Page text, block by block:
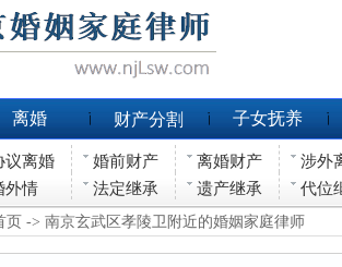
离婚 财产分割 子女抚养
议离婚 婚前财产 离婚财产
涉外
外情 法定继承 遗产继承 代位
页 -> 南京玄武区孝陵卫附近的婚姻家庭律师